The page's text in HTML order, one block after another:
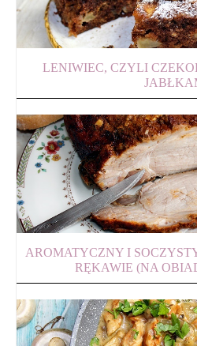
LENIWIEC, CZYLI
AROMATYCZNY I
RĘKAWIE (NA